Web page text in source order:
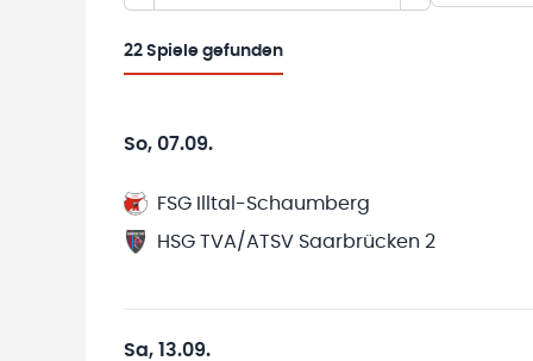
22 Spiele gefunden
So, 07.09.
FSG Illtal-Schaumberg
HSG TVA/ATSV Saarbrücken 2
Sa, 13.09.